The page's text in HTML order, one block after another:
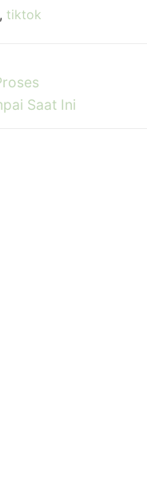
, tiktok
Saat Ini